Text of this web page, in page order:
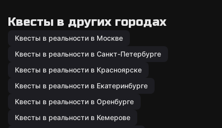
Квесты в других городах
Квесты в реальности в Москве
Квесты в реальности в Санкт-Петербурге
Квесты в реальности в Красноярске
Квесты в реальности в Екатеринбурге
Квесты в реальности в Оренбурге
Квесты в реальности в Кемерове